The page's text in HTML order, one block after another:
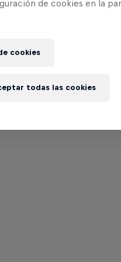
de cookies en la
cookies
todas las cookies